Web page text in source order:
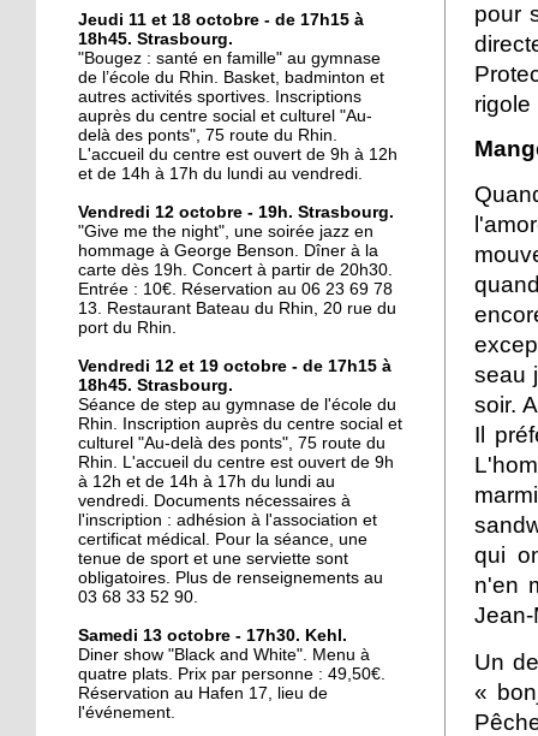
19 octobre 2017
Mixité en construction
19 octobre 2017
Y a-t-il un interprète
dans la salle?
17 octobre 2017
Accès cyclables : le Port-
du-Rhin mouline encore
16 octobre 2017
La lecture au coin de la
rue
16 octobre 2017
Au Port-du-Rhin, une
micro crèche complète
l'offre de garde
16 octobre 2017
Le Cyclotour s'élance
sous le soleil
14 octobre 2017
Jeudi 11 et 18 octobre - de 17h15 à
18h45. Strasbourg.
"Bougez : santé en famille" au gymnase
de l’école du Rhin. Basket, badminton et
autres activités sportives. Inscriptions
auprès du centre social et culturel "Au-
delà des ponts", 75 route du Rhin.
L'accueil du centre est ouvert de 9h à 12h
et de 14h à 17h du lundi au vendredi.
Vendredi 12 octobre - 19h. Strasbourg.
"Give me the night", une soirée jazz en
hommage à George Benson. Dîner à la
carte dès 19h. Concert à partir de 20h30.
Entrée : 10€. Réservation au 06 23 69 78
13. Restaurant Bateau du Rhin, 20 rue du
port du Rhin.
Vendredi 12 et 19 octobre - de 17h15 à
18h45. Strasbourg.
Séance de step au gymnase de l'école du
Rhin. Inscription auprès du centre social et
culturel "Au-delà des ponts", 75 route du
Rhin. L'accueil du centre est ouvert de 9h
à 12h et de 14h à 17h du lundi au
vendredi. Documents nécessaires à
l'inscription : adhésion à l'association et
certificat médical. Pour la séance, une
tenue de sport et une serviette sont
obligatoires. Plus de renseignements au
03 68 33 52 90.
Samedi 13 octobre - 17h30. Kehl.
Diner show "Black and White". Menu à
quatre plats. Prix par personne : 49,50€.
Réservation au Hafen 17, lieu de
l'événement.
pour
rigole
seau
soir.
Il
qui
n'en
Un
«